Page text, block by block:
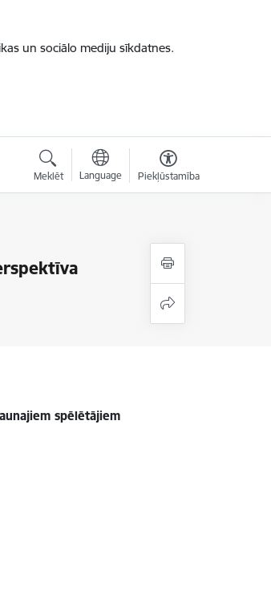
un sociālo mediju sīkdatnes.
Meklēt Language Piekļūstamība
spēlētājiem